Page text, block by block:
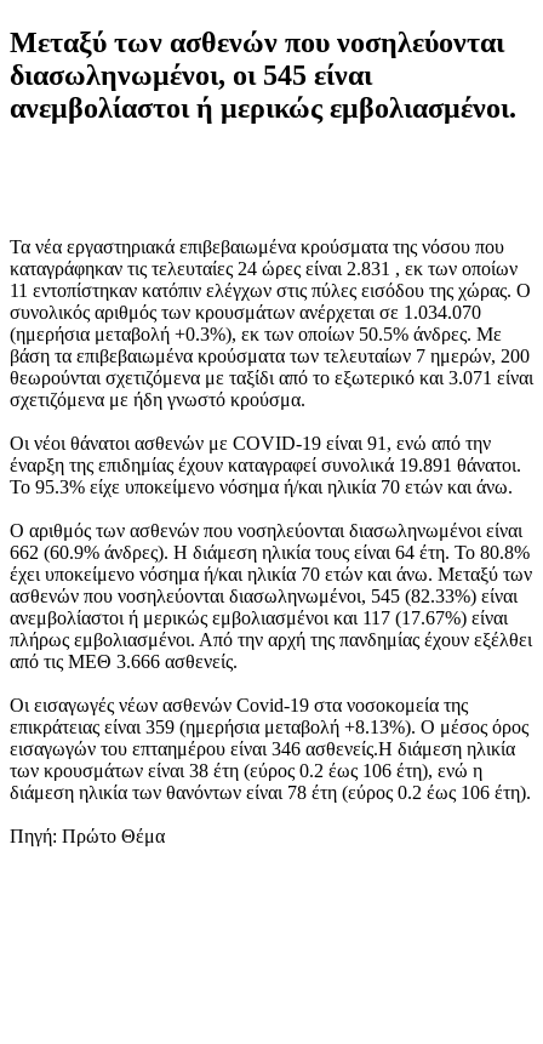
Μεταξύ των ασθενών που νοσηλεύονται
διασωληνωμένοι, οι 545 είναι
ανεμβολίαστοι ή μερικώς εμβολιασμένοι.
Τα νέα εργαστηριακά επιβεβαιωμένα κρούσματα της νόσου που
καταγράφηκαν τις τελευταίες 24 ώρες είναι 2.831 , εκ των οποίων
11 εντοπίστηκαν κατόπιν ελέγχων στις πύλες εισόδου της χώρας. Ο
συνολικός αριθμός των κρουσμάτων ανέρχεται σε 1.034.070
(ημερήσια μεταβολή +0.3%), εκ των οποίων 50.5% άνδρες. Με
βάση τα επιβεβαιωμένα κρούσματα των τελευταίων 7 ημερών, 200
θεωρούνται σχετιζόμενα με ταξίδι από το εξωτερικό και 3.071 είναι
σχετιζόμενα με ήδη γνωστό κρούσμα.
Οι νέοι θάνατοι ασθενών με COVID-19 είναι 91, ενώ από την
έναρξη της επιδημίας έχουν καταγραφεί συνολικά 19.891 θάνατοι.
Το 95.3% είχε υποκείμενο νόσημα ή/και ηλικία 70 ετών και άνω.
Ο αριθμός των ασθενών που νοσηλεύονται διασωληνωμένοι είναι
662 (60.9% άνδρες). Η διάμεση ηλικία τους είναι 64 έτη. To 80.8%
έχει υποκείμενο νόσημα ή/και ηλικία 70 ετών και άνω. Μεταξύ των
ασθενών που νοσηλεύονται διασωληνωμένοι, 545 (82.33%) είναι
ανεμβολίαστοι ή μερικώς εμβολιασμένοι και 117 (17.67%) είναι
πλήρως εμβολιασμένοι. Από την αρχή της πανδημίας έχουν εξέλθει
από τις ΜΕΘ 3.666 ασθενείς.
Οι εισαγωγές νέων ασθενών Covid-19 στα νοσοκομεία της
επικράτειας είναι 359 (ημερήσια μεταβολή +8.13%). Ο μέσος όρος
εισαγωγών του επταημέρου είναι 346 ασθενείς.Η διάμεση ηλικία
των κρουσμάτων είναι 38 έτη (εύρος 0.2 έως 106 έτη), ενώ η
διάμεση ηλικία των θανόντων είναι 78 έτη (εύρος 0.2 έως 106 έτη).
Πηγή: Πρώτο Θέμα